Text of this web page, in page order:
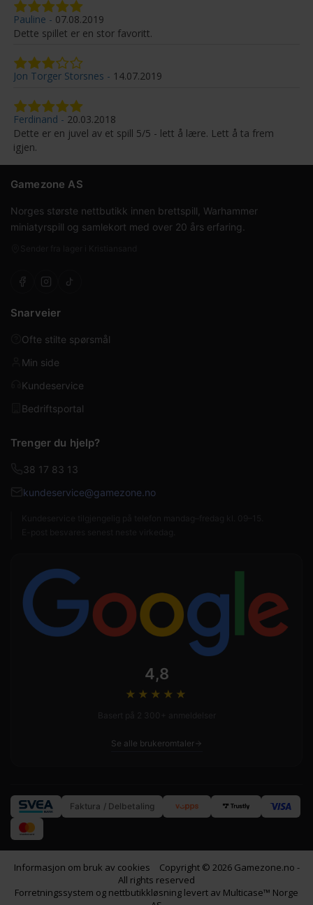
Pauline
07.08.2019
Dette spillet er en stor favoritt.
Jon Torger Storsnes 14.07.2019
Ferdinand
20.03.2018
Dette er en juvel av et spill 5/5 - lett å lære. Lett å ta frem
igjen.
Gamezone AS
Norges største nettbutikk innen brettspill, Warhammer
miniatyrspill og samlekort med over 20 års erfaring.
Snarveier
Ofte stilte spørsmål
Min side
Kundeservice
Bedriftsportal
Trenger du hjelp?
38 17 83 13
kundeservice@gamezone.no
4,8
★★★★ ★
Se alle brukeromtaler
Faktura / Delbetaling
Informasjon om bruk av cookies
Copyright © 2026 Gamezone.no -
All rights reserved
Forretningssystem og nettbutikkløsning levert av Multicase™ Norge